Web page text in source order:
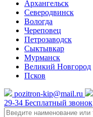
Архангельск
Северодвинск
Вологда
Череповец
Петрозаводск
Сыктывкар
Мурманск
Великий Новгород
Псков
pozitron-kip@mail.ru
29-34 Бесплатный звонок